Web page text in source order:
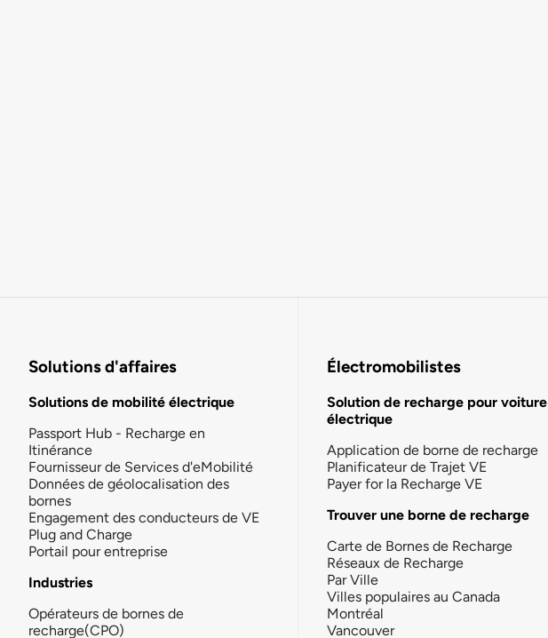
Solutions d'affaires
Solutions de mobilité électrique
Passport Hub - Recharge en
Itinérance
Fournisseur de Services d'eMobilité
Données de géolocalisation des
bornes
Engagement des conducteurs de VE
Plug and Charge
Portail pour entreprise
Industries
Opérateurs de bornes de
recharge(CPO)
Électromobilistes
Solution de recharge pour voiture
électrique
Application de borne de recharge
Planificateur de Trajet VE
Payer for la Recharge VE
Trouver une borne de recharge
Carte de Bornes de Recharge
Réseaux de Recharge
Par Ville
Villes populaires au Canada
Montréal
Vancouver